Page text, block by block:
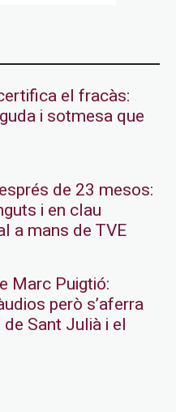
el fracàs:
i sotmesa que
de 23 mesos:
i en clau
a mans de TVE
Marc Puigtió:
però s’aferra
Sant Julià i el